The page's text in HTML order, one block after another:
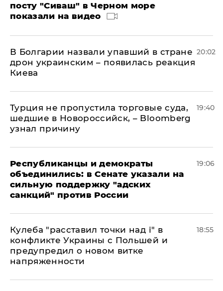
посту "Сиваш" в Черном море
показали на видео
В Болгарии назвали упавший в стране
дрон украинским – появилась реакция
Киева
20:02
Турция не пропустила торговые суда,
шедшие в Новороссийск, – Bloomberg
узнал причину
19:40
Республиканцы и демократы
объединились: в Сенате указали на
сильную поддержку "адских
санкций" против России
19:06
Кулеба "расставил точки над і" в
конфликте Украины с Польшей и
предупредил о новом витке
напряженности
18:55